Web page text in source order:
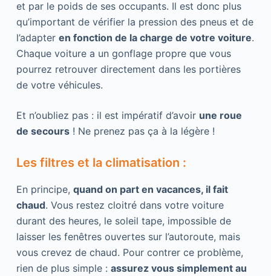
et par le poids de ses occupants. Il est donc plus
qu’important de vérifier la pression des pneus et de
l’adapter en fonction de la charge de votre voiture.
Chaque voiture a un gonflage propre que vous
pourrez retrouver directement dans les portières
de votre véhicules.
Et n’oubliez pas : il est impératif d’avoir une roue
de secours! Ne prenez pas ça à la légère !
Les filtres et la climatisation :
En principe, quand on part en vacances, il fait
chaud. Vous restez cloitré dans votre voiture
durant des heures, le soleil tape, impossible de
laisser les fenêtres ouvertes sur l’autoroute, mais
vous crevez de chaud. Pour contrer ce problème,
rien de plus simple : assurez vous simplement au